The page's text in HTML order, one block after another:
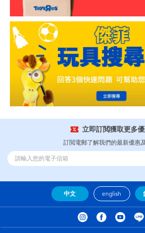
立即訂閲獲取更多
訂閲電郵了解我們的最新優惠
中文 english